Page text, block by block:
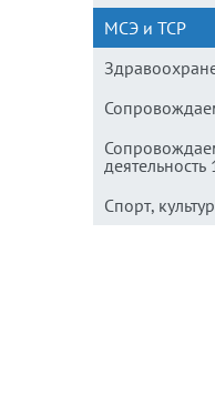
МСЭ и ТСР
деятельность
Спорт,